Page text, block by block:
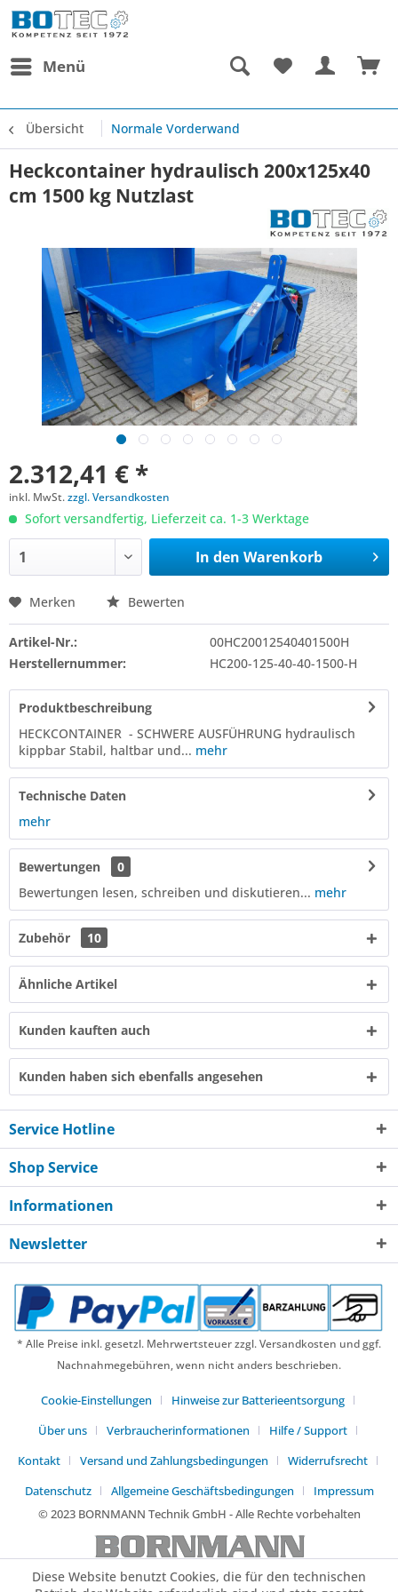
Menü
Übersicht Normale Vorderwand
Heckcontainer hydraulisch 200x125x40
cm 1500 kg Nutzlast
2.312,41 € *
inkl. MwSt.zzgl. Versandkosten
Sofort versandfertig, Lieferzeit ca. 1-3 Werktage
In den Warenkorb
Merken Bewerten
Artikel-Nr.:
00HC20012540401500H
Herstellernummer:
HC200-125-40-40-1500-H
Produktbeschreibung
HECKCONTAINER - SCHWERE AUSFÜHRUNG hydraulisch
kippbar Stabil, haltbar und... mehr
Technische Daten
mehr
Bewertungen
0
Bewertungen lesen, schreiben und diskutieren... mehr
Zubehör 10
Ähnliche Artikel
Kunden kauften auch
Kunden haben sich ebenfalls angesehen
Service Hotline
Shop Service
Informationen
Newsletter
* Alle Preise inkl. gesetzl. Mehrwertsteuer zzgl. Versandkosten und ggf.
Nachnahmegebühren, wenn nicht anders beschrieben.
Cookie-Einstellungen
Hinweise zur Batterieentsorgung
Über uns
Verbraucherinformationen
Hilfe / Support
Kontakt
Versand und Zahlungsbedingungen
Widerrufsrecht
Datenschutz
Allgemeine Geschäftsbedingungen
Impressum
© 2023 BORNMANN Technik GmbH - Alle Rechte vorbehalten
Diese Website benutzt Cookies, die für den technischen